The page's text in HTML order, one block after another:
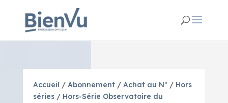
Accueil / Abonnement/ Achat au N° / Hors
séries/ Hors-Série Observatoire du